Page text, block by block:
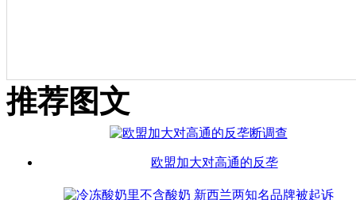
推荐图文
欧盟加大对高通的反垄